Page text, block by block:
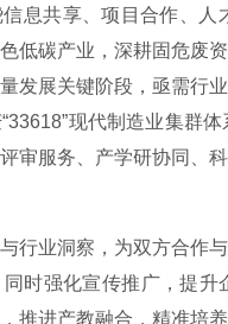
息共享、项目合作、
低碳产业，深耕固危废
发展关键阶段，亟需行
现代制造业集群
审服务、产学研协同、
行业洞察，为双方合作
时强化宣传推广，提
推进产教融合，精准培